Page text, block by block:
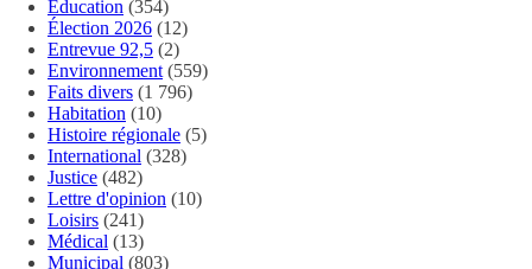
Éducation (354)
Élection 2026 (12)
Entrevue 92,5 (2)
Environnement (559)
Faits divers (1 796)
Habitation (10)
Histoire régionale (5)
International (328)
Justice (482)
Lettre d'opinion (10)
Loisirs (241)
Médical (13)
Municipal (803)